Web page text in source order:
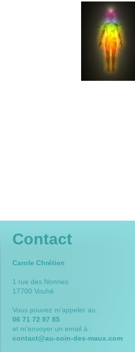
Contact
Carole Chrétien
1 rue des Nonnes
17700 Vouhé
Vous pouvez m'appeler au :
06 71 72 97 85
et m'envoyer un email à :
contact@au-soin-des-maux.com